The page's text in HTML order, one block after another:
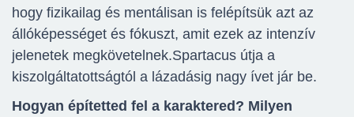
hogy fizikailag és mentálisan is felépítsük azt az
állóképességet és fókuszt, amit ezek az intenzív
jelenetek megkövetelnek.Spartacus útja a
kiszolgáltatottságtól a lázadásig nagy ívet jár be.
Hogyan építetted fel a karaktered? Milyen